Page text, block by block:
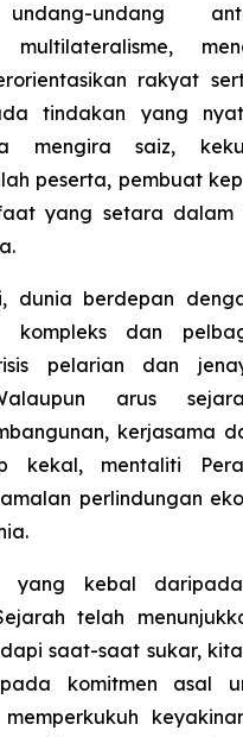
undang
multilateralisme,
rakyat
tindakan yang
mengira saiz,
peserta, pembuat
yang setara dalam
dunia berdepan
kompleks dan
pelarian dan
arus
kerjasama
kekal, mentaliti
perlindungan
yang kebal
telah
saat-saat sukar,
komitmen asal